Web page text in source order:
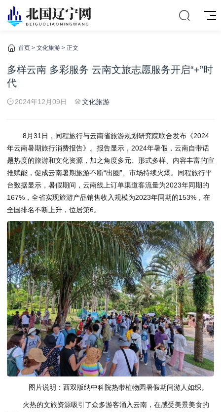
首页 > 文化旅游 > 正文
多样云南 多彩服务 云南文旅志愿服务开启“+”时
代
2024年12月09日 文化旅游
8月31日，同程旅行与云南省旅游规划研究院联合发布《2024
年云南暑期旅行消费报告》。报告显示，2024年暑假，云南自带话
题热度的旅游和文化资源，加之角度多元、形式多样、内容丰富的宣
推赋能，促成云南暑期旅游不断“出圈”、市场持续火爆。同程旅行平
台数据显示，暑假期间，云南线上订单渠道客流量为2023年同期的
167%，全省实现旅游产品销售收入规模为2023年同期的153%，在
全国排名不断上升，位居第6。
图片说明：西双版纳中科院热带植物园暑假期间游人如织。
火热的文旅资源吸引了众多游客涌入云南，在感受美景美食的